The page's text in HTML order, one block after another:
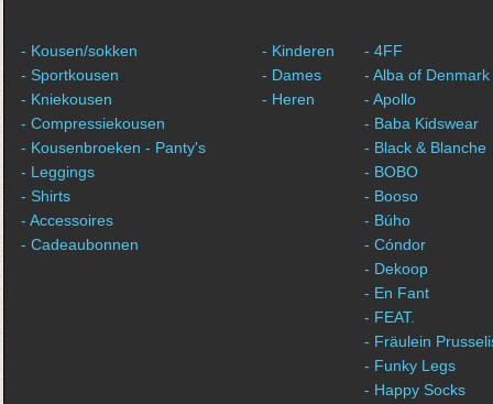
- Kousen/sokken
- Sportkousen
- Kniekousen
- Compressiekousen
- Kousenbroeken - Panty's
- Leggings
- Shirts
- Accessoires
- Cadeaubonnen
- Kinderen
- Dames
- Heren
- 4FF
- Alba of Denmark
- Apollo
- Baba Kidswear
- Black & Blanche
- BOBO
- Booso
- Búho
- Cóndor
- Dekoop
- En Fant
- FEAT.
- Fräulein
- Funky Legs
- Happy Socks